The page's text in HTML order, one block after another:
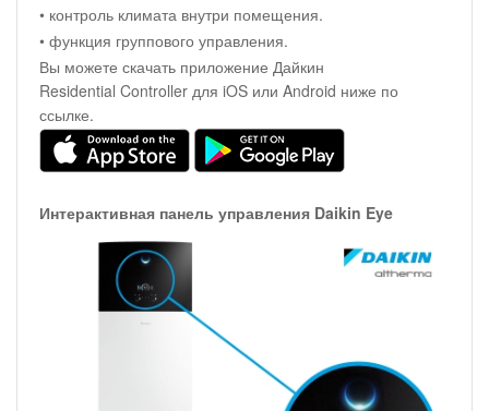
• контроль климата внутри помещения.
• функция группового управления.
Вы можете скачать приложение Дайкин
Residential Controller для iOS или Android ниже по
ссылке.
Интерактивная панель управления Daikin Eye